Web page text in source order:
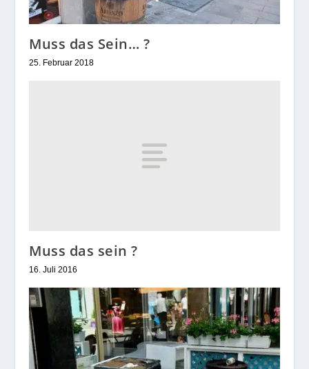
Muss das Sein… ?
25. Februar 2018
Muss das sein ?
16. Juli 2016